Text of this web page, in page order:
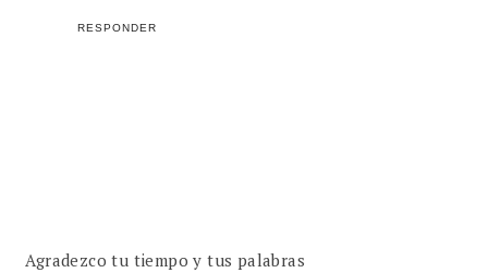
RESPONDER
Agradezco tu tiempo y tus palabras